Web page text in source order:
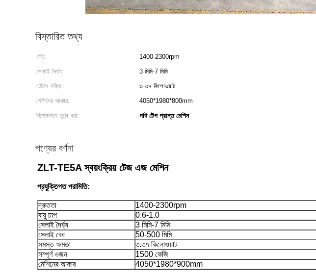
বিস্তারিত তথ্য
গতি: 1400-2300rpm
সেলাই দৈর্ঘ্য:
3 মিমি-7 মিমি
টোটল শক্তি:
৩.৩৭ কিলোওয়াট
মেশিনের আকার:
4050*1980*800mm
বিশেষভাবে তুলে ধরা:
গদি টেপ প্রান্ত মেশিন
পণ্যের বর্ণনা
ZLT-TE5A স্বয়ংক্রিয় টেজ এজ মেশিন
প্রযুক্তিগত পরামিতি:
দ্রুততা
1400-2300rpm
বায়ু চাপ
0.6-1.0
সেলাই দৈর্ঘ্য
3 মিমি-7 মিমি
সেলাই বেধ
50-500 মিমি
সমস্ত ক্ষমতা
৩.৩৭ কিলোওয়াট
সম্পূর্ণ ওজন
1500 কেজি
মেশিনের আকার
4050*1980*900mm